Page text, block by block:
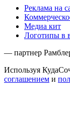
Реклама на
Медиа кит
Логотипы в
— партнер
Используя
соглашением и